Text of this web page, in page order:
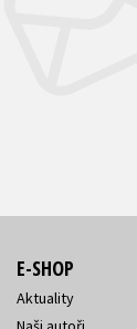
E-SHOP
Aktuality